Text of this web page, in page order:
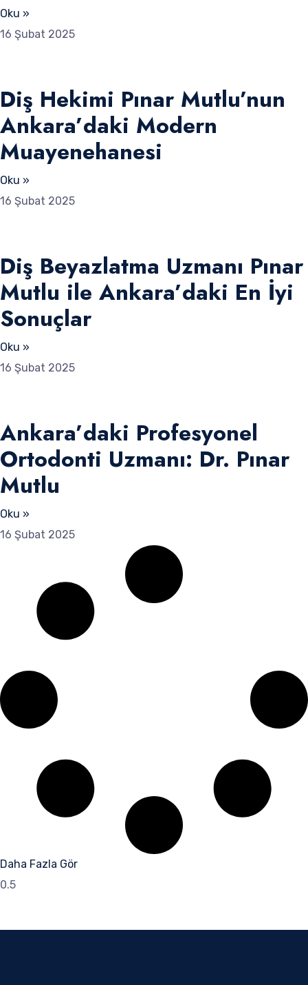
Oku »
16 Şubat 2025
Diş Hekimi Pınar Mutlu’nun
Ankara’daki Modern
Muayenehanesi
Oku »
16 Şubat 2025
Diş Beyazlatma Uzmanı Pınar
Mutlu ile Ankara’daki En İyi
Sonuçlar
Oku »
16 Şubat 2025
Ankara’daki Profesyonel
Ortodonti Uzmanı: Dr. Pınar
Mutlu
Oku »
16 Şubat 2025
Daha Fazla Gör